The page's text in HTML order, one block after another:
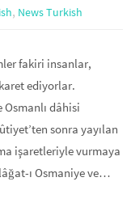
, News Turkish
fakiri insanlar,
ediyorlar.
dâhisi
sonra yayılan
işaretleriyle vurmaya
ı Osmaniye ve…